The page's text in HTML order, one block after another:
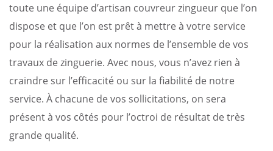
toute une équipe d’artisan couvreur zingueur que l’on
dispose et que l’on est prêt à mettre à votre service
pour la réalisation aux normes de l’ensemble de vos
travaux de zinguerie. Avec nous, vous n’avez rien à
craindre sur l’efficacité ou sur la fiabilité de notre
service. À chacune de vos sollicitations, on sera
présent à vos côtés pour l’octroi de résultat de très
grande qualité.